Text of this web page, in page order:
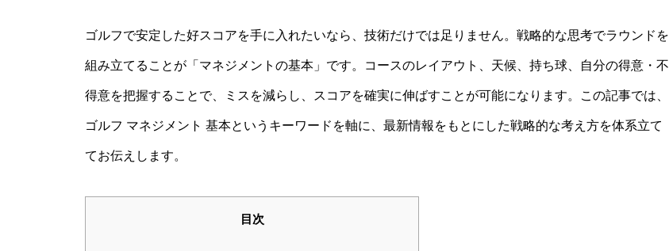
ゴルフで安定した好スコアを手に入れたいなら、技術だけでは足りません。戦略的な思考でラウンドを
組み立てることが「マネジメントの基本」です。コースのレイアウト、天候、持ち球、自分の得意・不
得意を把握することで、ミスを減らし、スコアを確実に伸ばすことが可能になります。この記事では、
ゴルフ マネジメント 基本というキーワードを軸に、最新情報をもとにした戦略的な考え方を体系立て
てお伝えします。
目次